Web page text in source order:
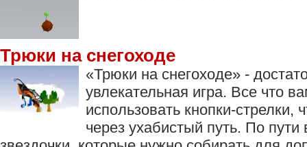
Трюки на снегоходе
«Трюки на снегоходе» -
увлекательная игра. Все что
использовать кнопки-стрелки,
через ухабистый путь. По пути